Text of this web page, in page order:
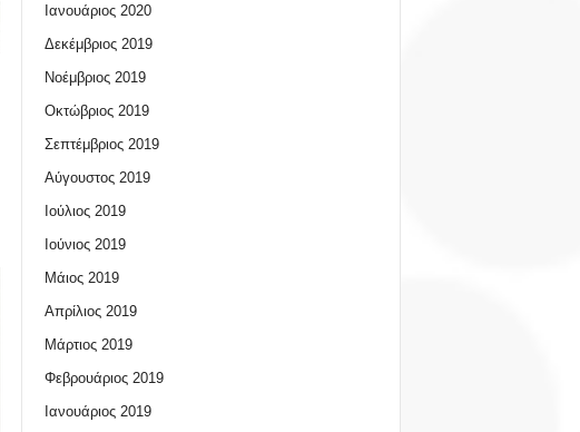
Ιανουάριος 2020
Δεκέμβριος 2019
Νοέμβριος 2019
Οκτώβριος 2019
Σεπτέμβριος 2019
Αύγουστος 2019
Ιούλιος 2019
Ιούνιος 2019
Μάιος 2019
Απρίλιος 2019
Μάρτιος 2019
Φεβρουάριος 2019
Ιανουάριος 2019